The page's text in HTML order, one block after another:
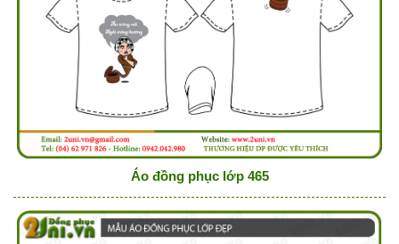
Áo đồng phục lớp 465